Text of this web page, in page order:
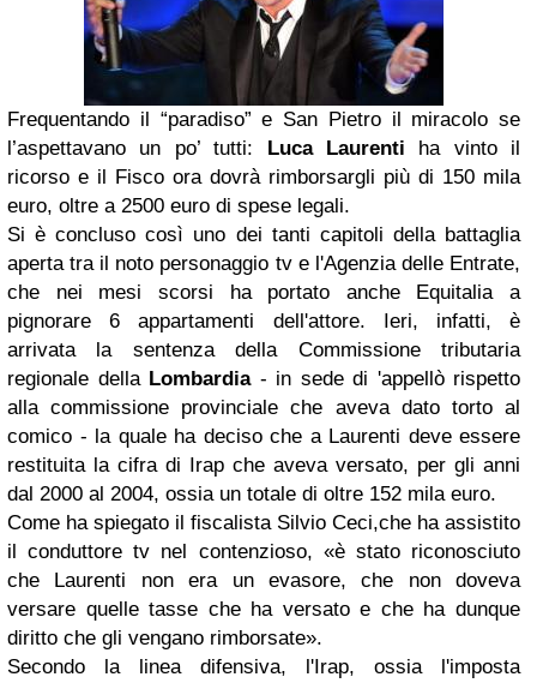
Frequentando il “paradiso” e San Pietro il miracolo se
l’aspettavano un po’ tutti: Luca Laurenti ha vinto il
ricorso e il Fisco ora dovrà rimborsargli più di 150 mila
euro, oltre a 2500 euro di spese legali.
Si è concluso così uno dei tanti capitoli della battaglia
aperta tra il noto personaggio tv e l'Agenzia delle Entrate,
che nei mesi scorsi ha portato anche Equitalia a
pignorare 6 appartamenti dell'attore. Ieri, infatti, è
arrivata la sentenza della Commissione tributaria
regionale della Lombardia- in sede di 'appellò rispetto
alla commissione provinciale che aveva dato torto al
comico - la quale ha deciso che a Laurenti deve essere
restituita la cifra di Irap che aveva versato, per gli anni
dal 2000 al 2004, ossia un totale di oltre 152 mila euro.
Come ha spiegato il fiscalista Silvio Ceci,che ha assistito
il conduttore tv nel contenzioso, «è stato riconosciuto
che Laurenti non era un evasore, che non doveva
versare quelle tasse che ha versato e che ha dunque
diritto che gli vengano rimborsate».
Secondo la linea difensiva, l'Irap, ossia l'imposta